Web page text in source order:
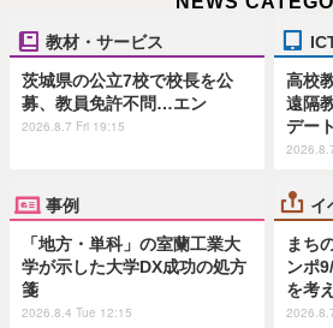
教材・サービス
茨城県の公立7校で校長を公
募、教員免許不問…エン
2026.8.7 Fri 19:15
高校
遠隔
デート
事例
「地方・単科」の室蘭工業大
学が示した大学DX成功の処方
箋
2026.8.4 Tue 12:15
イ
まち
ンポ
を考